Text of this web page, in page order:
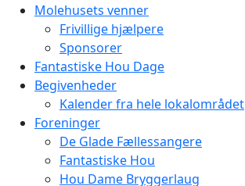
Molehusets venner
Frivillige hjælpere
Sponsorer
Fantastiske Hou Dage
Begivenheder
Kalender fra hele lokalområdet
Foreninger
De Glade Fællessangere
Fantastiske Hou
Hou Dame Bryggerlaug